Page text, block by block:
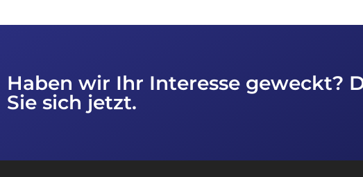
Haben wir Ihr Interesse geweckt?
Sie sich jetzt.